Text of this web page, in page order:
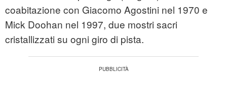
coabitazione con Giacomo Agostini nel 1970 e
Mick Doohan nel 1997, due mostri sacri
cristallizzati su ogni giro di pista.